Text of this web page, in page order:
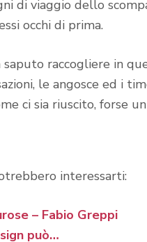
di viaggio dello
occhi di prima.
saputo raccogliere in
le angosce ed i
ci sia riuscito, forse
interessarti:
– Fabio Greppi
può…